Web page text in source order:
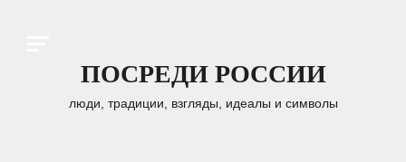
ПОСРЕДИ РОССИИ
люди, традиции, взгляды, идеалы и символы